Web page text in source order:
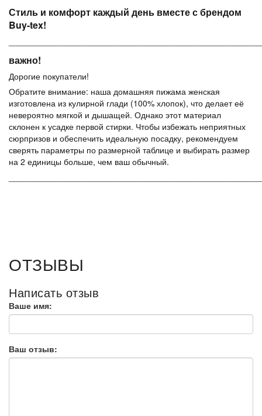
Стиль и комфорт каждый день вместе с брендом
Buy-tex!
важно!
Дорогие покупатели!
Обратите внимание: наша домашняя пижама женская
изготовлена из кулирной глади (100% хлопок), что делает её
невероятно мягкой и дышащей. Однако этот материал
склонен к усадке первой стирки. Чтобы избежать неприятных
сюрпризов и обеспечить идеальную посадку, рекомендуем
сверять параметры по размерной таблице и выбирать размер
на 2 единицы больше, чем ваш обычный.
ОТЗЫВЫ
Написать отзыв
Ваше имя:
Ваш отзыв: